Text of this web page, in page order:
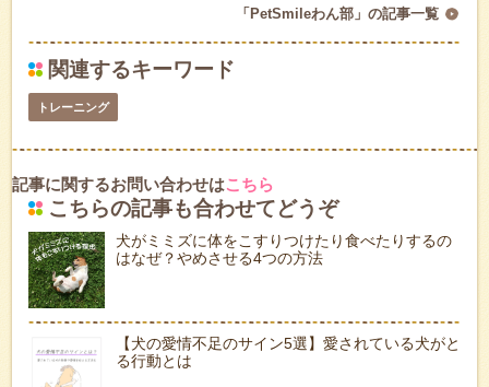
「PetSmileわん部」の記事一覧
関連するキーワード
トレーニング
記事に関するお問い合わせはこちら
こちらの記事も合わせてどうぞ
犬がミミズに体をこすりつけたり食べたりするの
はなぜ？やめさせる4つの方法
【犬の愛情不足のサイン5選】愛されている犬がと
る行動とは